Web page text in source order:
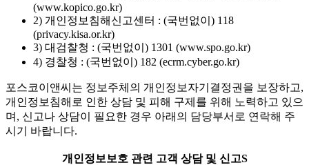
(www.kopico.go.kr)
2) 개인정보침해신고센터 : (국번없이) 118
(privacy.kisa.or.kr)
3) 대검찰청 : (국번없이) 1301 (www.spo.go.kr)
4) 경찰청 : (국번없이) 182 (ecrm.cyber.go.kr)
포스코이앤씨는 정보주체의 개인정보자기결정권을 보장하고,
개인정보침해로 인한 상담 및 피해 구제를 위해 노력하고 있으
며, 신고나 상담이 필요한 경우 아래의 담당부서로 연락해 주
시기 바랍니다.
개인정보보호 관련 고객 상담 및 신고S